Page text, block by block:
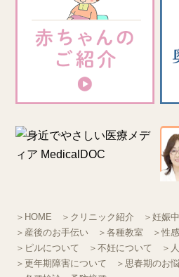
＞HOME ＞クリニック紹介 ＞妊娠
＞産後のお手伝い
＞各種教室
＞性
＞ピルについて
＞不妊について
＞
＞更年期障害について
＞思春期のお